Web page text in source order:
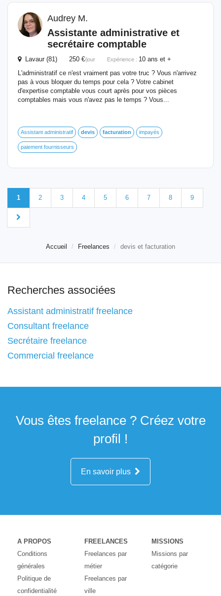
Audrey M.
Assistante administrative et
secrétaire comptable
Lavaur (81) 250 €/jour Expérience : 10 ans et +
L'administratif ce n'est vraiment pas votre truc ? Vous n'arrivez
pas à vous bloquer du temps pour cela ? Votre cabinet
d'expertise comptable vous court après pour vos pièces
comptables mais vous n'avez pas le temps ? Vous...
Assistant administratif devis facturation impayés
paiement fournisseurs
1 2 3 4 5 6 7 8 9
Accueil Freelances devis et facturation
Recherches associées
Assistant administratif freelance
Consultant freelance
Secrétaire freelance
Commercial freelance
Vous êtes freelance ? Créez votre
profil !
En savoir plus
A PROPOS
Conditions
générales
Politique de
confidentialité
FREELANCES
Freelances par
métier
Freelances par
ville
MISSIONS
Missions par
catégorie